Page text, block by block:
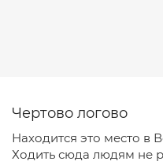
Чертово логово
Находится это место в
Ходить сюда людям не